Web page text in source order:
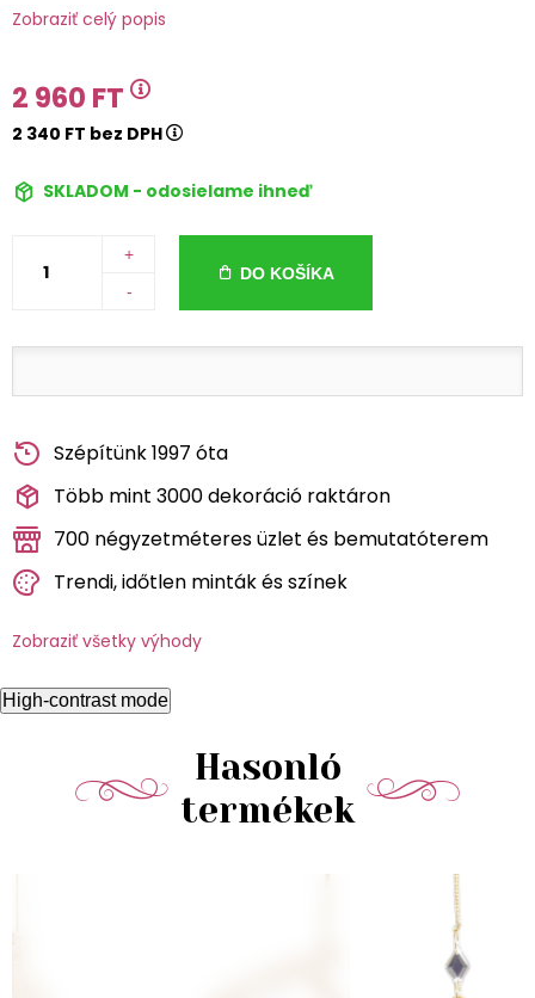
Zobraziť celý popis
2 960 FT
2 340 FT bez DPH
SKLADOM - odosielame ihneď
+
-
DO KOŠÍKA
Szépítünk 1997 óta
Több mint 3000 dekoráció raktáron
700 négyzetméteres üzlet és bemutatóterem
Trendi, időtlen minták és színek
Zobraziť všetky výhody
High-contrast mode
Hasonló
termékek